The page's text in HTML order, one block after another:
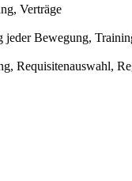
Verträge
jeder Bewegung,
Requisitenauswahl,